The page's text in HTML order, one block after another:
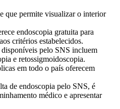
que permite visualizar o interior
endoscopia gratuita para
critérios estabelecidos.
pelo SNS incluem
e retossigmoidoscopia.
em todo o país oferecem
de endoscopia pelo SNS, é
médico e apresentar